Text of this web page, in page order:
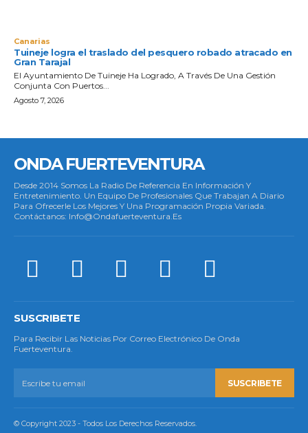
Canarias
Tuineje logra el traslado del pesquero robado atracado en
Gran Tarajal
El Ayuntamiento De Tuineje Ha Logrado, A Través De Una Gestión
Conjunta Con Puertos...
Agosto 7, 2026
ONDA FUERTEVENTURA
Desde 2014 Somos La Radio De Referencia En Información Y
Entretenimiento. Un Equipo De Profesionales Que Trabajan A Diario
Para Ofrecerle Los Mejores Y Una Programación Propia Variada.
Contáctanos: Info@ondafuerteventura.es
SUSCRIBETE
Para Recibir Las Noticias Por Correo Electrónico De Onda
Fuerteventura.
SUSCRIBETE
© Copyright 2023 - Todos Los Derechos Reservados.